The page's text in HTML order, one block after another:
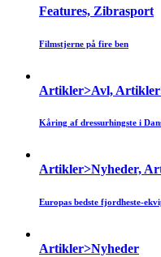
Features, Zibrasport
Filmstjerne på fire ben
Artikler>Avl,
Kåring af dressurhingste i
Artikler>Nyheder,
Europas bedste fjordheste-
Artikler>Nyheder